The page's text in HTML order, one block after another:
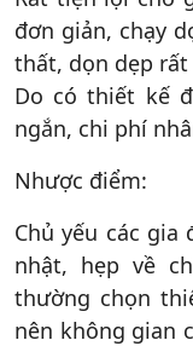
đơn giản, chạy
thất, dọn dẹp rất
Do có thiết kế
ngắn, chi phí
Nhược điểm:
Chủ yếu các
nhật, hẹp về
thường chọn
nên không gian